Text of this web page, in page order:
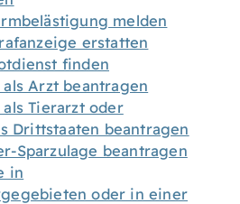
melden
erstatten
finden
Arzt beantragen
Tierarzt oder
Drittstaaten beantragen
Sparzulage beantragen
in
oder in einer